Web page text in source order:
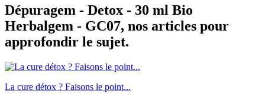
Dépuragem - Detox - 30 ml Bio
Herbalgem - GC07, nos articles pour
approfondir le sujet.
La cure détox ? Faisons le point...